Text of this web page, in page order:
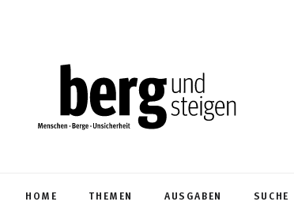
HOME THEMEN AUSGABEN SUCHE